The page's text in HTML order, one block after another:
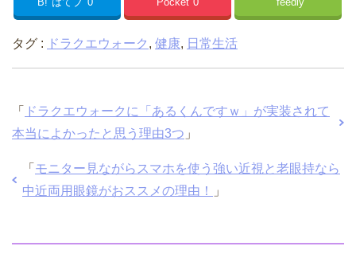
タグ : ドラクエウォーク , 健康, 日常生活
「
ドラクエウォークに「あるくんですｗ」が実装されて
本当によかったと思う理由3つ 」
「 モニター見ながらスマホを使う強い近視と老眼持なら
中近両用眼鏡がおススメの理由！
」